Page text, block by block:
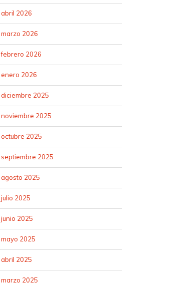
abril 2026
marzo 2026
febrero 2026
enero 2026
diciembre 2025
noviembre 2025
octubre 2025
septiembre 2025
agosto 2025
julio 2025
junio 2025
mayo 2025
abril 2025
marzo 2025